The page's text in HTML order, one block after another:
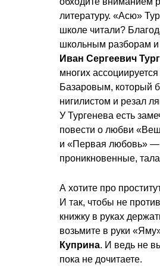
литературу. «Асю»
школе читали?
школьным разборам
Иван Сергеевич
многих ассоциируется
Базаровым, который
нигилистом и резал
У Тургенева есть
повести о любви
и «Первая любовь»
проникновенные,
А хотите про
И так, чтобы не
книжку в руках
возьмите в руки
Куприна. И ведь не
пока не дочитаете.